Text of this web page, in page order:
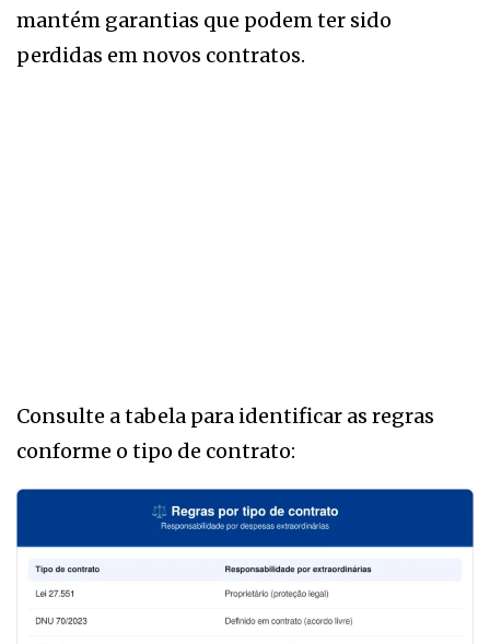
mantém garantias que podem ter sido
perdidas em novos contratos.
Consulte a tabela para identificar as regras
conforme o tipo de contrato: